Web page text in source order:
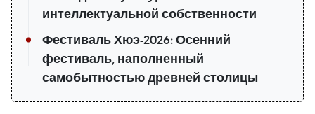
интеллектуальной собственности
Фестиваль Хюэ-2026: Осенний
фестиваль, наполненный
самобытностью древней столицы